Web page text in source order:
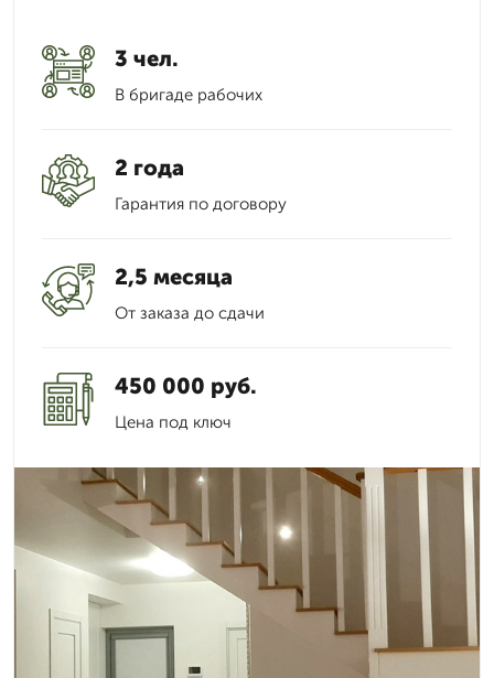
3 чел.
В бригаде рабочих
2 года
Гарантия по договору
2,5 месяца
От заказа до сдачи
450 000 руб.
Цена под ключ